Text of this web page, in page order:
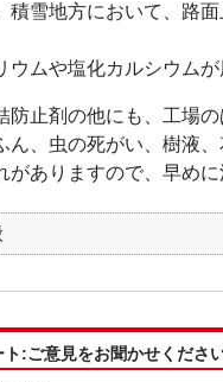
積雪地方において、路
ムや塩化カルシウムが
防止剤の他にも、工場
ん、虫の死がい、樹液
がありますので、早めに
ト:ご意見をお聞かせくださ